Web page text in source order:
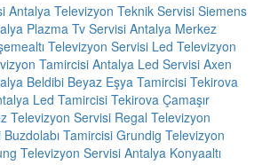
Antalya Televizyon Teknik Servisi Siemens
Plazma Tv Servisi Antalya Merkez
Televizyon Servisi Led Televizyon
Tamircisi Antalya Led Servisi Axen
Beldibi Beyaz Eşya Tamircisi Tekirova
Led TamircisiTekirova Çamaşır
Televizyon Servisi Regal Televizyon
Buzdolabı Tamircisi Grundig Televizyon
Televizyon Servisi Antalya Konyaaltı